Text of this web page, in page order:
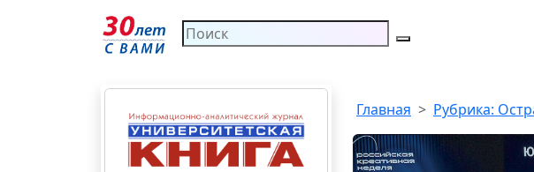
Главная Рубрика: